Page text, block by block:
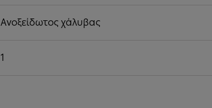
Ανοξείδωτος χάλυβας
1